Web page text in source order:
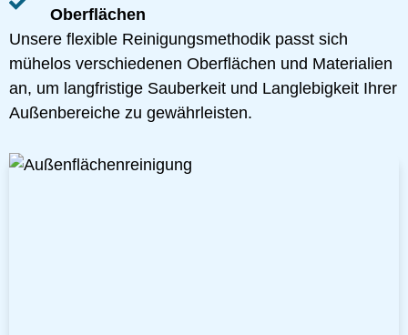
Oberflächen
Unsere flexible Reinigungsmethodik passt sich
mühelos verschiedenen Oberflächen und Materialien
an, um langfristige Sauberkeit und Langlebigkeit Ihrer
Außenbereiche zu gewährleisten.